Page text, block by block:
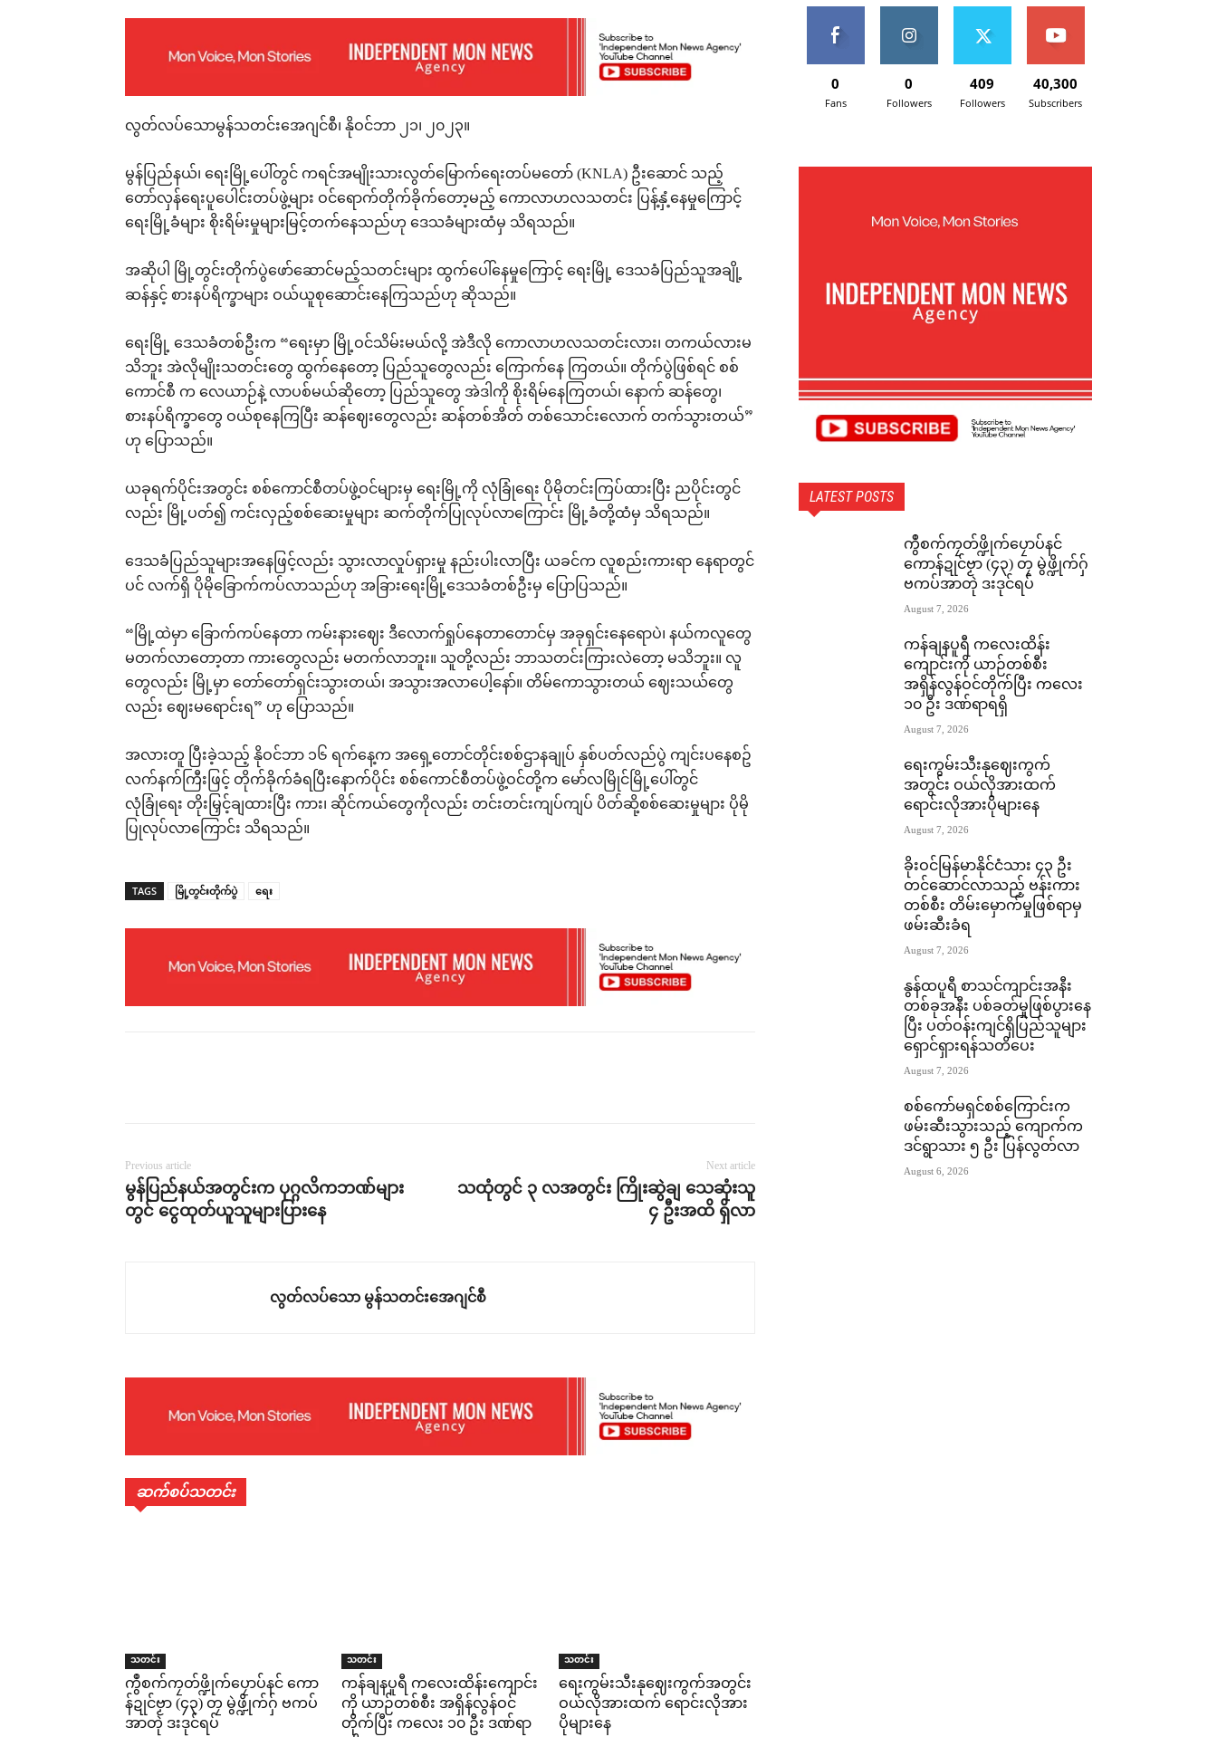
လွတ်လပ်သောမွန်သတင်းအေဂျင်စီ၊ နိုဝင်ဘာ ၂၁၊ ၂၀၂၃။
မွန်ပြည်နယ်၊ ရေးမြို့ပေါ်တွင် ကရင်အမျိုးသားလွတ်မြောက်ရေးတပ်မတော် (KNLA) ဦးဆောင် သည့်
တော်လှန်ရေးပူပေါင်းတပ်ဖွဲ့များ ဝင်ရောက်တိုက်ခိုက်တော့မည့် ကောလာဟလသတင်း ပြန့်နှံ့နေမှုကြောင့်
ရေးမြို့ခံများ စိုးရိမ်းမှုများမြင့်တက်နေသည်ဟု ဒေသခံများထံမှ သိရသည်။
အဆိုပါ မြို့တွင်းတိုက်ပွဲဖော်ဆောင်မည့်သတင်းများ ထွက်ပေါ်နေမှုကြောင့် ရေးမြို့ ဒေသခံပြည်သူအချို့
ဆန်နှင့် စားနပ်ရိက္ခာများ ဝယ်ယူစုဆောင်းနေကြသည်ဟု ဆိုသည်။
ရေးမြို့ ဒေသခံတစ်ဦးက “ရေးမှာ မြို့ဝင်သိမ်းမယ်လို့ အဲဒီလို ကောလာဟလသတင်းလား၊ တကယ်လားမ
သိဘူး အဲလိုမျိုးသတင်းတွေ ထွက်နေတော့ ပြည်သူတွေလည်း ကြောက်နေ ကြတယ်။ တိုက်ပွဲဖြစ်ရင် စစ်
ကောင်စီ က လေယာဉ်နဲ့ လာပစ်မယ်ဆိုတော့ ပြည်သူတွေ အဲဒါကို စိုးရိမ်နေကြတယ်၊ နောက် ဆန်တွေ၊
စားနပ်ရိက္ခာတွေ ဝယ်စုနေကြပြီး ဆန်ဈေးတွေလည်း ဆန်တစ်အိတ် တစ်သောင်းလောက် တက်သွားတယ်”
ဟု ပြောသည်။
ယခုရက်ပိုင်းအတွင်း စစ်ကောင်စီတပ်ဖွဲ့ဝင်များမှ ရေးမြို့ကို လုံခြုံရေး ပိုမိုတင်းကြပ်ထားပြီး ညပိုင်းတွင်
လည်း မြို့ပတ်၍ ကင်းလှည့်စစ်ဆေးမှုများ ဆက်တိုက်ပြုလုပ်လာကြောင်း မြို့ခံတို့ထံမှ သိရသည်။
ဒေသခံပြည်သူများအနေဖြင့်လည်း သွားလာလှုပ်ရှားမှု နည်းပါးလာပြီး ယခင်က လူစည်းကားရာ နေရာတွင်
ပင် လက်ရှိ ပိုမိုခြောက်ကပ်လာသည်ဟု အခြားရေးမြို့ဒေသခံတစ်ဦးမှ ပြောပြသည်။
“မြို့ထဲမှာ ခြောက်ကပ်နေတာ ကမ်းနားဈေး ဒီလောက်ရှုပ်နေတာတောင်မှ အခုရှင်းနေရောပဲ၊ နယ်ကလူတွေ
မတက်လာတော့တာ ကားတွေလည်း မတက်လာဘူး။ သူတို့လည်း ဘာသတင်းကြားလဲတော့ မသိဘူး။ လူ
တွေလည်း မြို့မှာ တော်တော်ရှင်းသွားတယ်၊ အသွားအလာပေါ့နော်။ တိမ်ကောသွားတယ် ဈေးသယ်တွေ
လည်း ဈေးမရောင်းရ” ဟု ပြောသည်။
အလားတူ ပြီးခဲ့သည့် နိုဝင်ဘာ ၁၆ ရက်နေ့က အရှေ့တောင်တိုင်းစစ်ဌာနချုပ် နှစ်ပတ်လည်ပွဲ ကျင်းပနေစဥ်
လက်နက်ကြီးဖြင့် တိုက်ခိုက်ခံရပြီးနောက်ပိုင်း စစ်ကောင်စီတပ်ဖွဲ့ဝင်တို့က မော်လမြိုင်မြို့ပေါ်တွင်
လုံခြုံရေး တိုးမြှင့်ချထားပြီး ကား၊ ဆိုင်ကယ်တွေကိုလည်း တင်းတင်းကျပ်ကျပ် ပိတ်ဆို့စစ်ဆေးမှုများ ပိုမို
ပြုလုပ်လာကြောင်း သိရသည်။
TAGS မြို့တွင်းတိုက်ပွဲ ရေး
Previous article
မွန်ပြည်နယ်အတွင်းက ပုဂ္ဂလိကဘဏ်များ
တွင် ငွေထုတ်ယူသူများပြားနေ
Next article
သထုံတွင် ၃ လအတွင်း ကြိုးဆွဲချ သေဆုံးသူ
၄ ဦးအထိ ရှိလာ
လွတ်လပ်သော မွန်သတင်းအေဂျင်စီ
ဆက်စပ်သတင်း
သတင်း
ကွဳစက်ကၠတ်ဖ္ဍိုက်ပၠောပ်နင် ကော
န်ဍုင်ဗၟာ (၄၃) တၠ မွဲဖ္ဍိုက်ဂှ် ဗကပ်
အာတုဲ ဒးဒုင်ရပ်
သတင်း
ကန်ချနပူရီ ကလေးထိန်းကျောင်း
ကို ယာဉ်တစ်စီး အရှိန်လွန်ဝင်
တိုက်ပြီး ကလေး ၁၀ ဦး ဒဏ်ရာ
သတင်း
ရေးကွမ်းသီးနုဈေးကွက်အတွင်း
ဝယ်လိုအားထက် ရောင်းလိုအား
ပိုများနေ
0
Fans
0
Followers
409
Followers
40,300
Subscribers
LATEST POSTS
ကွဳစက်ကၠတ်ဖ္ဍိုက်ပၠောပ်နင်
ကောန်ဍုင်ဗၟာ (၄၃) တၠ မွဲဖ္ဍိုက်ဂှ်
ဗကပ်အာတုဲ ဒးဒုင်ရပ်
August 7, 2026
ကန်ချနပူရီ ကလေးထိန်း
ကျောင်းကို ယာဉ်တစ်စီး
အရှိန်လွန်ဝင်တိုက်ပြီး ကလေး
၁၀ ဦး ဒဏ်ရာရရှိ
August 7, 2026
ရေးကွမ်းသီးနုဈေးကွက်
အတွင်း ဝယ်လိုအားထက်
ရောင်းလိုအားပိုများနေ
August 7, 2026
ခိုးဝင်မြန်မာနိုင်ငံသား ၄၃ ဦး
တင်ဆောင်လာသည့် ဗန်းကား
တစ်စီး တိမ်းမှောက်မှုဖြစ်ရာမှ
ဖမ်းဆီးခံရ
August 7, 2026
နွန်ထပူရီ စာသင်ကျာင်းအနီး
တစ်ခုအနီး ပစ်ခတ်မှုဖြစ်ပွားနေ
ပြီး ပတ်ဝန်းကျင်ရှိပြည်သူများ
ရှောင်ရှားရန်သတိပေး
August 7, 2026
စစ်ကော်မရှင်စစ်ကြောင်းက
ဖမ်းဆီးသွားသည့် ကျောက်က
ဒင်ရွာသား ၅ ဦး ပြန်လွတ်လာ
August 6, 2026